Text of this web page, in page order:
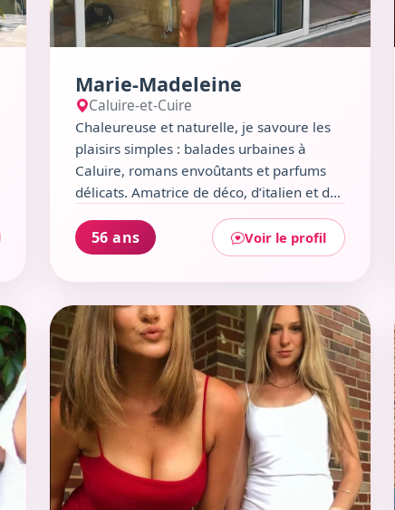
Marie-Madeleine
Caluire-et-Cuire
Chaleureuse et naturelle, je savoure les
plaisirs simples : balades urbaines à
Caluire, romans envoûtants et parfums
délicats. Amatrice de déco, d’italien et de
humour léger et une touche de mystère.
Prête à partager un café cosy ou une
soirée complice à La Terrasse du Parc ?
56 ans Voir le profil
Voir le profil de Kathleen